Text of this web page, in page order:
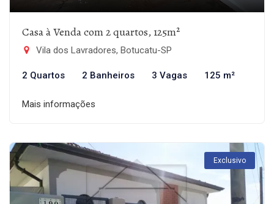
Casa à Venda com 2 quartos, 125m²
Vila dos Lavradores, Botucatu-SP
2 Quartos 2 Banheiros 3 Vagas 125 m²
Mais informações
Exclusivo